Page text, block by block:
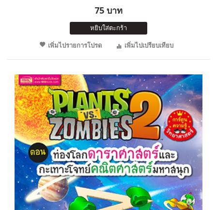
75 บาท
หยิบใส่ตะกร้า
เพิ่มไปรายการโปรด
เพิ่มไปเปรียบเทียบ